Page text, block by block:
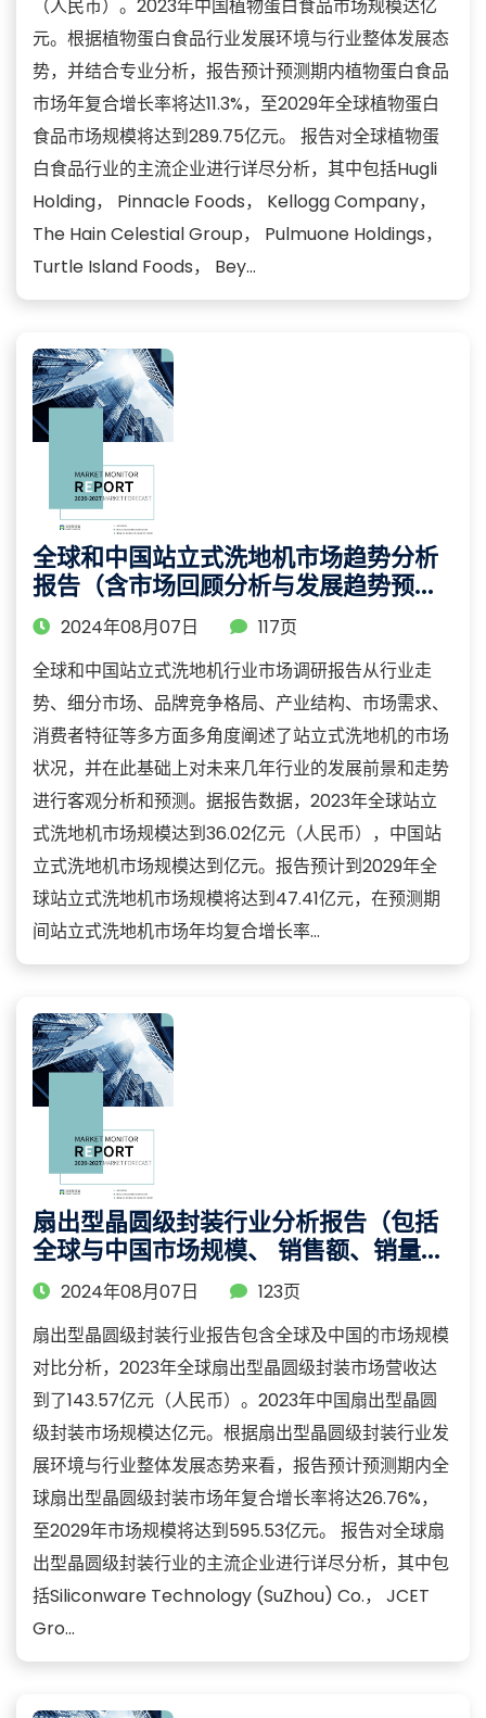
（人民币）。2023年中国植物蛋白食品市场规模达亿
元。根据植物蛋白食品行业发展环境与行业整体发展态
势，并结合专业分析，报告预计预测期内植物蛋白食品
市场年复合增长率将达11.3%，至2029年全球植物蛋白
食品市场规模将达到289.75亿元。 报告对全球植物蛋
白食品行业的主流企业进行详尽分析，其中包括Hugli
Holding， Pinnacle Foods， Kellogg Company，
The Hain Celestial Group， Pulmuone Holdings，
Turtle Island Foods， Bey...
全球和中国站立式洗地机市场趋势分析
报告（含市场回顾分析与发展趋势预
测）2024年08月07日
117页
全球和中国站立式洗地机行业市场调研报告从行业走
势、细分市场、品牌竞争格局、产业结构、市场需求、
消费者特征等多方面多角度阐述了站立式洗地机的市场
状况，并在此基础上对未来几年行业的发展前景和走势
进行客观分析和预测。据报告数据，2023年全球站立
式洗地机市场规模达到36.02亿元（人民币），中国站
立式洗地机市场规模达到亿元。报告预计到2029年全
球站立式洗地机市场规模将达到47.41亿元，在预测期
间站立式洗地机市场年均复合增长率...
扇出型晶圆级封装行业分析报告（包括
全球与中国市场规模、 销售额、销量等
数据）
2024年08月07日
123页
扇出型晶圆级封装行业报告包含全球及中国的市场规模
对比分析，2023年全球扇出型晶圆级封装市场营收达
到了143.57亿元（人民币）。2023年中国扇出型晶圆
级封装市场规模达亿元。根据扇出型晶圆级封装行业发
展环境与行业整体发展态势来看，报告预计预测期内全
球扇出型晶圆级封装市场年复合增长率将达26.76%，
至2029年市场规模将达到595.53亿元。 报告对全球扇
出型晶圆级封装行业的主流企业进行详尽分析，其中包
括Siliconware Technology (SuZhou) Co.， JCET
Gro...